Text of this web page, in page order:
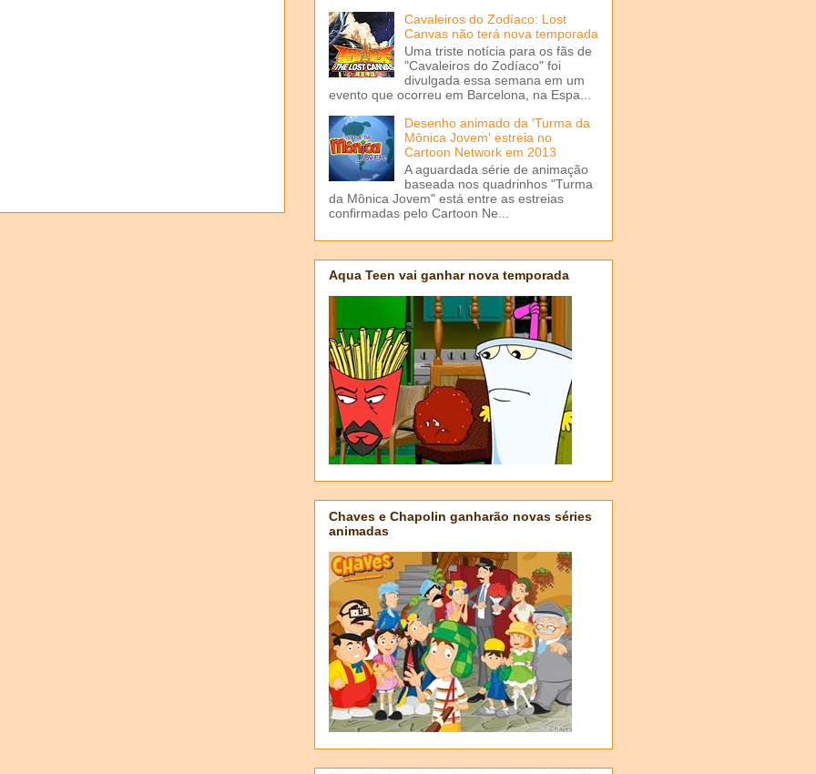
Cavaleiros do Zodíaco: Lost
Canvas não terá nova temporada
Uma triste notícia para os fãs de
"Cavaleiros do Zodíaco" foi
divulgada essa semana em um
evento que ocorreu em Barcelona, na Espa...
Desenho animado da 'Turma da
Mônica Jovem' estreia no
Cartoon Network em 2013
A aguardada série de animação
baseada nos quadrinhos "Turma
da Mônica Jovem" está entre as estreias
confirmadas pelo Cartoon Ne...
Aqua Teen vai ganhar nova temporada
Chaves e Chapolin ganharão novas séries
animadas